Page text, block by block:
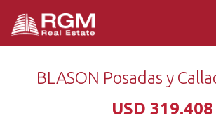
BLASON Posadas y
USD 319.408